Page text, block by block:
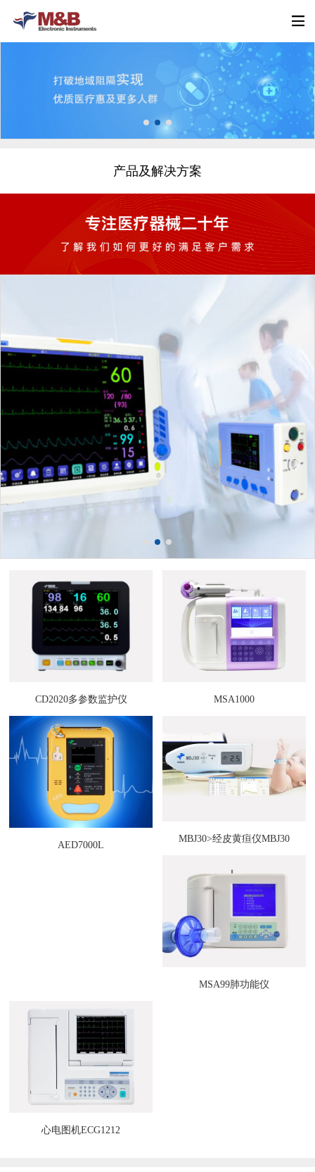
产品及解决方案
CD2020多参数监护仪 MSA1000
AED7000L
MBJ30>经皮黄疸仪MBJ30
MSA99肺功能仪
心电图机ECG1212